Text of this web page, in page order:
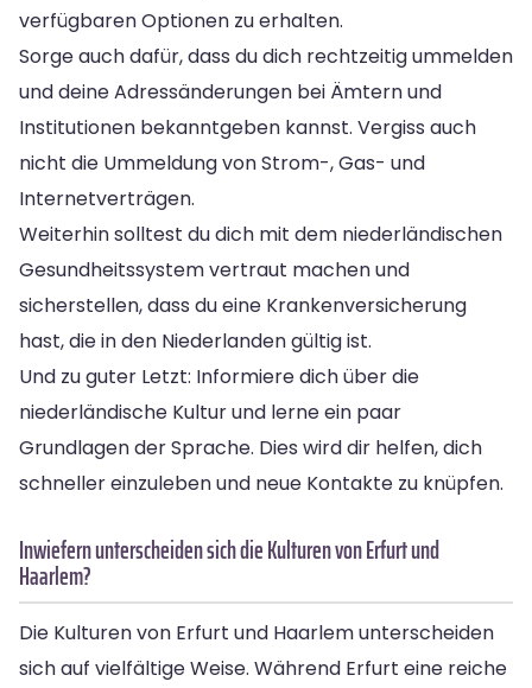
verfügbaren Optionen zu erhalten.
Sorge auch dafür, dass du dich rechtzeitig ummelden
und deine Adressänderungen bei Ämtern und
Institutionen bekanntgeben kannst. Vergiss auch
nicht die Ummeldung von Strom-, Gas- und
Internetverträgen.
Weiterhin solltest du dich mit dem niederländischen
Gesundheitssystem vertraut machen und
sicherstellen, dass du eine Krankenversicherung
hast, die in den Niederlanden gültig ist.
Und zu guter Letzt: Informiere dich über die
niederländische Kultur und lerne ein paar
Grundlagen der Sprache. Dies wird dir helfen, dich
schneller einzuleben und neue Kontakte zu knüpfen.
Inwiefern unterscheiden sich die Kulturen von Erfurt und
Haarlem?
Die Kulturen von Erfurt und Haarlem unterscheiden
sich auf vielfältige Weise. Während Erfurt eine reiche